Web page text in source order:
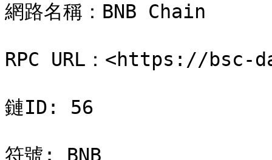
網路名稱：BNB Chain
RPC URL：<https://bsc-
鏈ID: 56
符號: BNB